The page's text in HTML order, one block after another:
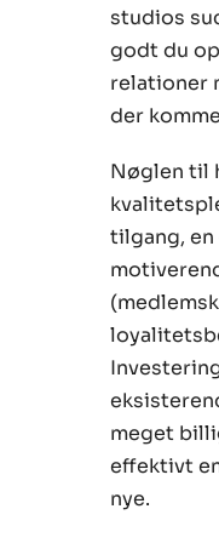
studios
godt du
relationer
der
Nøglen til
tilgang,
meget
effektivt
nye.